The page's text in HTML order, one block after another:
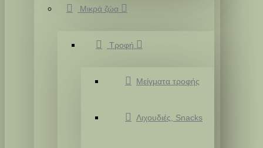
Μικρά ζώα
Τροφή
Μείγματα τροφής
Λιχουδιές, Snacks